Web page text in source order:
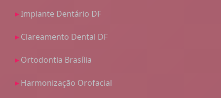
Implante Dentário DF
Clareamento Dental DF
Ortodontia Brasília
Harmonização Orofacial